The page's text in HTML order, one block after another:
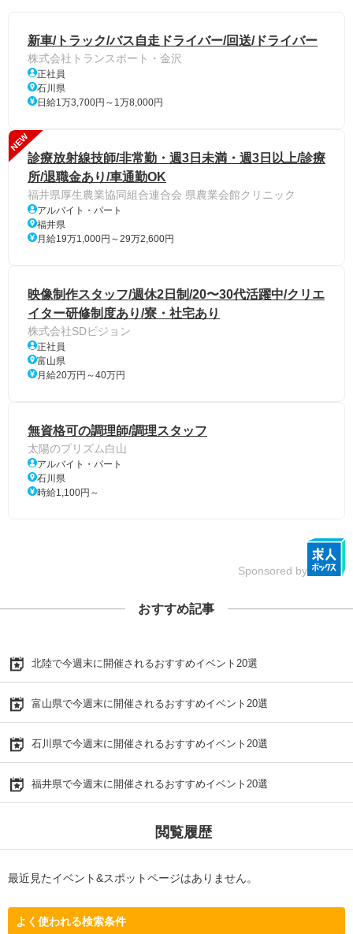
新車/トラック/バス自走ドライバー/回送/ドライバー
株式会社トランスポート・金沢
正社員
石川県
日給1万3,700円～1万8,000円
NEW
診療放射線技師/非常勤・週3日未満・週3日以上/診療
所/退職金あり/車通勤OK
福井県厚生農業協同組合連合会 県農業会館クリニック
アルバイト・パート
福井県
月給19万1,000円～29万2,600円
映像制作スタッフ/週休2日制/20〜30代活躍中/クリエ
イター研修制度あり/寮・社宅あり
株式会社SDビジョン
正社員
富山県
月給20万円～40万円
無資格可の調理師/調理スタッフ
太陽のプリズム白山
アルバイト・パート
石川県
時給1,100円～
Sponsored by
おすすめ記事
北陸で今週末に開催されるおすすめイベント20選
富山県で今週末に開催されるおすすめイベント20選
石川県で今週末に開催されるおすすめイベント20選
福井県で今週末に開催されるおすすめイベント20選
閲覧履歴
最近見たイベント&スポットページはありません。
よく使われる検索条件